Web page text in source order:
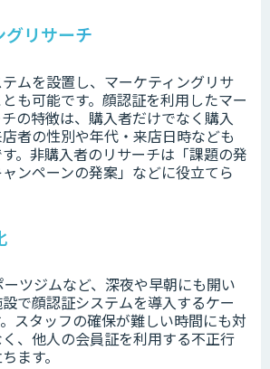
グリサーチ
ムを設置し、マーケティングリサ
も可能です。顔認証を利用したマー
の特徴は、購入者だけでなく購入
者の性別や年代・来店日時なども
。非購入者のリサーチは「課題の発
ンペーンの発案」などに役立てら
ツジムなど、深夜や早朝にも開い
で顔認証システムを導入するケー
スタッフの確保が難しい時間にも対
、他人の会員証を利用する不正行
ます。